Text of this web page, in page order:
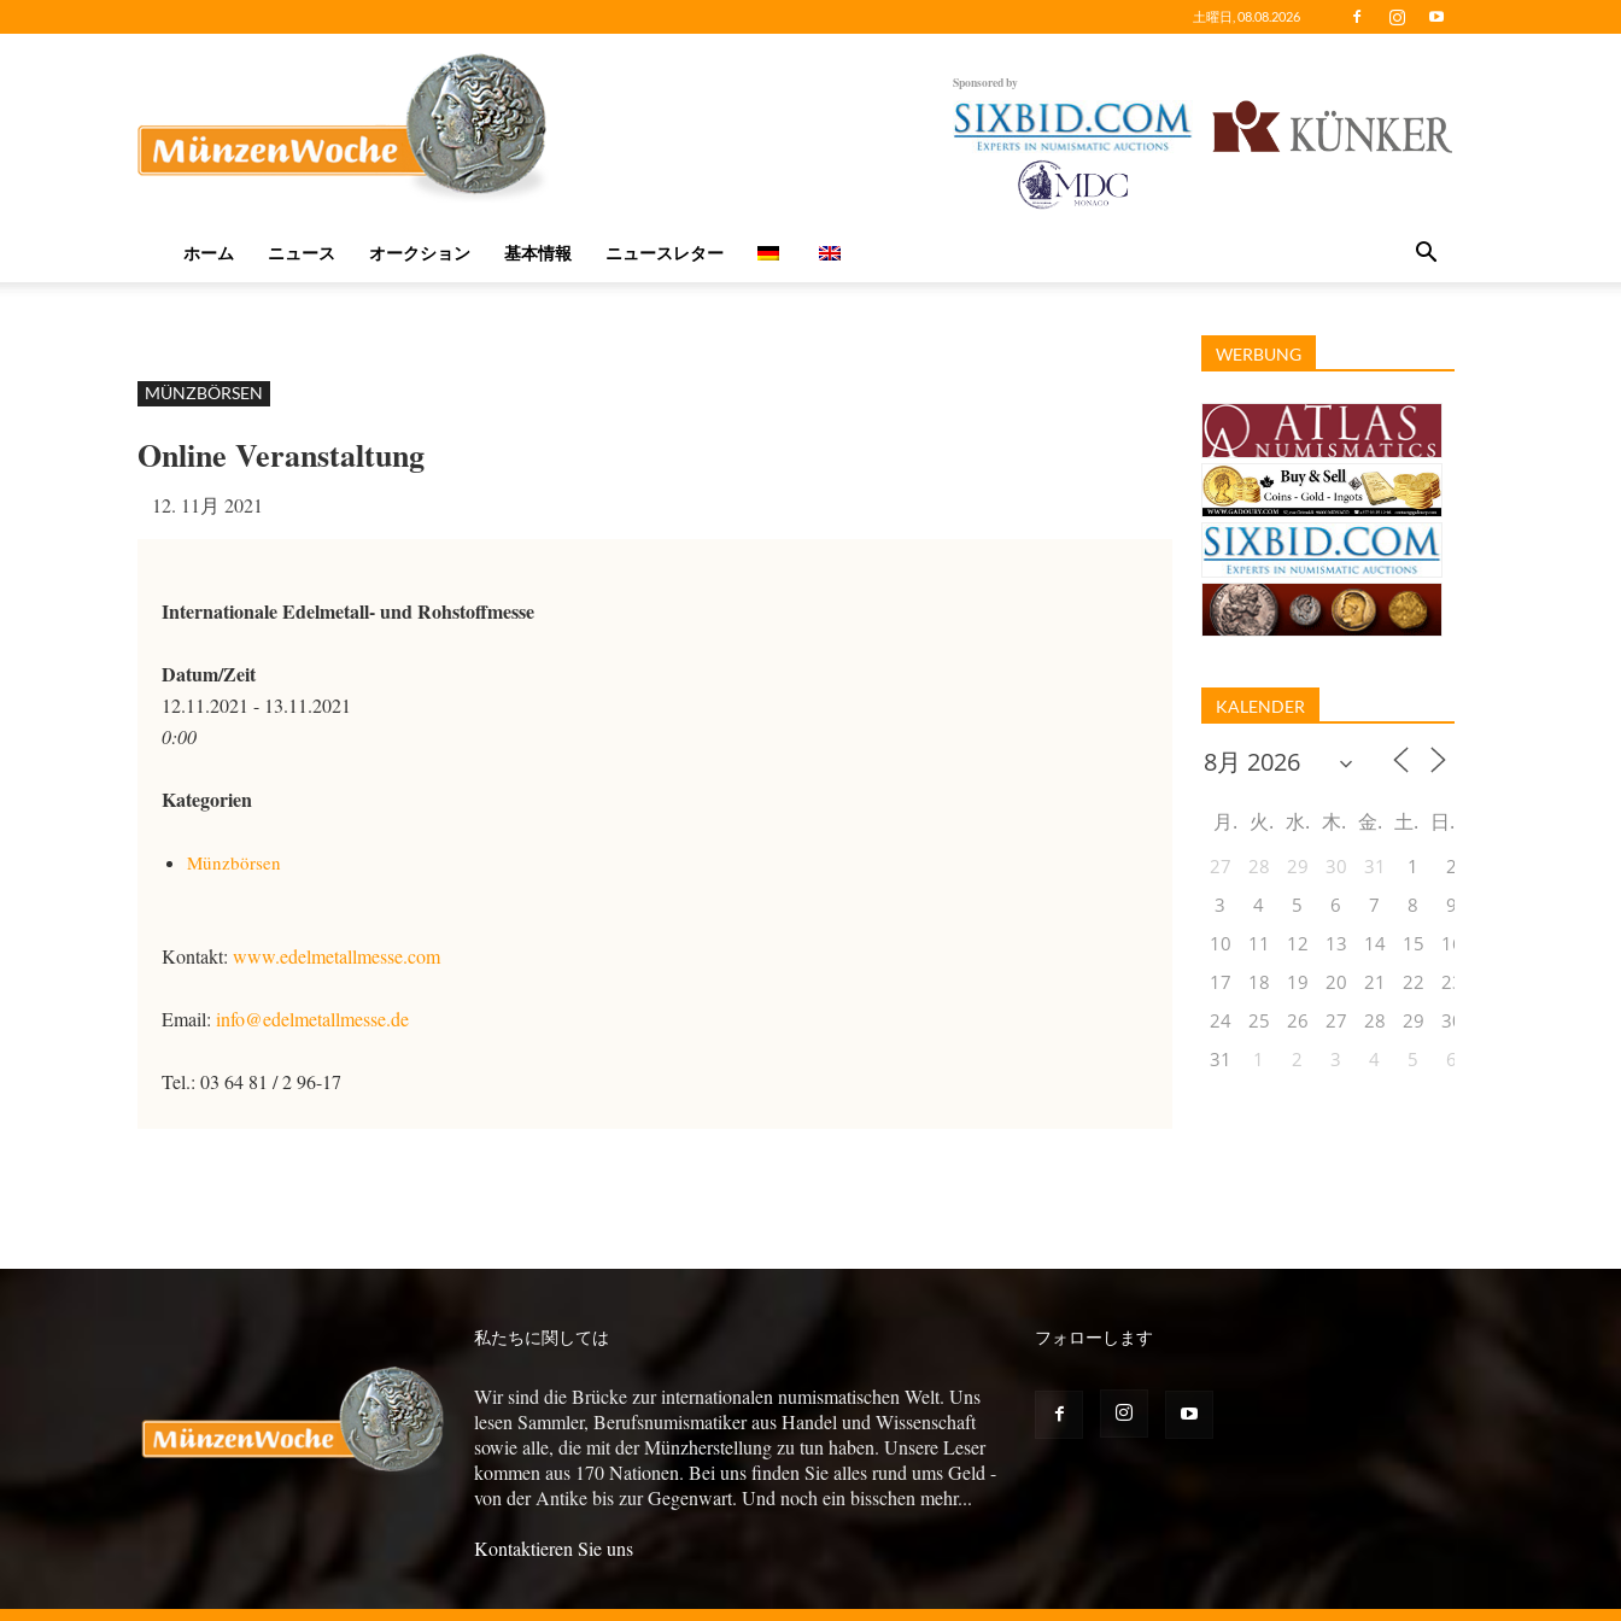
土曜日, 08.08.2026
Sponsored by
ホーム ニュース オークション 基本情報 ニュースレター
MÜNZBÖRSEN
Online Veranstaltung
12. 11月 2021
Internationale Edelmetall- und Rohstoffmesse
Datum/Zeit
12.11.2021 - 13.11.2021
0:00
Kategorien
Münzbörsen
Kontakt: www.edelmetallmesse.com
Email: info@edelmetallmesse.de
Tel.: 03 64 81 / 2 96-17
WERBUNG
KALENDER
月 火 水 木 金 土 日
27 28 29 30 31 1
2
3
4 5 6 7 8
9
10
11 12 13 14 15
16
17
18 19 20 21 22
23
24
25 26 27 28 29
30
31
1 2 3 4 5 6
私たちに関しては
Wir sind die Brücke zur internationalen numismatischen Welt. Uns
lesen Sammler, Berufsnumismatiker aus Handel und Wissenschaft
sowie alle, die mit der Münzherstellung zu tun haben. Unsere Leser
kommen aus 170 Nationen. Bei uns finden Sie alles rund ums Geld -
von der Antike bis zur Gegenwart. Und noch ein bisschen mehr...
Kontaktieren Sie uns
フォローします